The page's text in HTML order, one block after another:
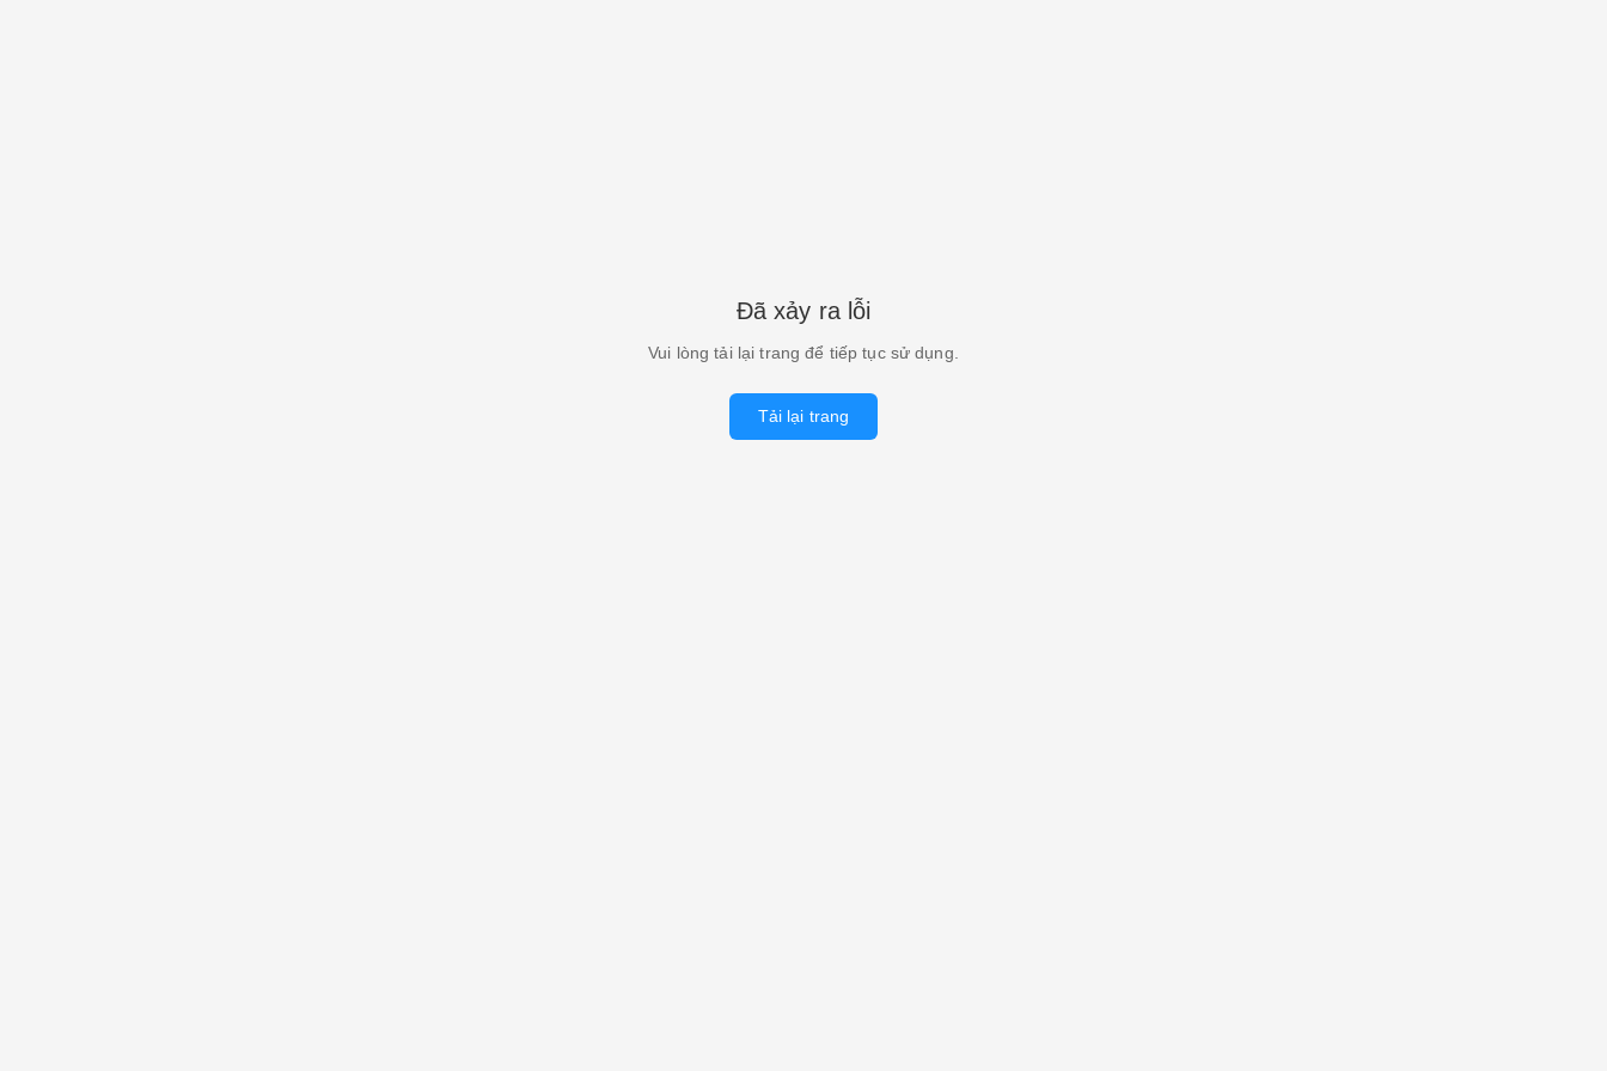
Đã xảy ra lỗi
Vui lòng tải lại trang để tiếp tục sử dụng.
Tải lại trang